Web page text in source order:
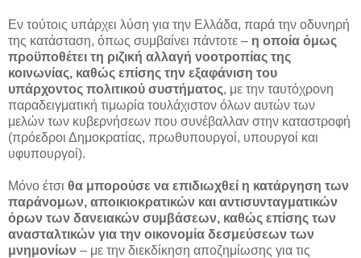
Εν τούτοις υπάρχει λύση για την Ελλάδα, παρά την οδυνηρή
της κατάσταση, όπως συμβαίνει πάντοτε – η οποία όμως
προϋποθέτει τη ριζική αλλαγή νοοτροπίας της
κοινωνίας, καθώς επίσης την εξαφάνιση του
υπάρχοντος πολιτικού συστήματος, με την ταυτόχρονη
παραδειγματική τιμωρία τουλάχιστον όλων αυτών των
μελών των κυβερνήσεων που συνέβαλλαν στην καταστροφή
(πρόεδροι Δημοκρατίας, πρωθυπουργοί, υπουργοί και
υφυπουργοί).
Μόνο έτσι θα μπορούσε να επιδιωχθεί η κατάργηση των
παράνομων, αποικιοκρατικών και αντισυνταγματικών
όρων των δανειακών συμβάσεων, καθώς επίσης των
ανασταλτικών για την οικονομία δεσμεύσεων των
μνημονίων – με την διεκδίκηση αποζημίωσης για τις